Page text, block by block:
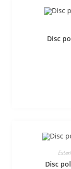
Disc
Disc